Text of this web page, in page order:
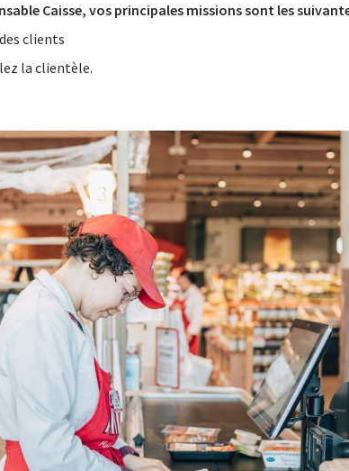
Caisse, vos principales missions sont les
clients
la clientèle.